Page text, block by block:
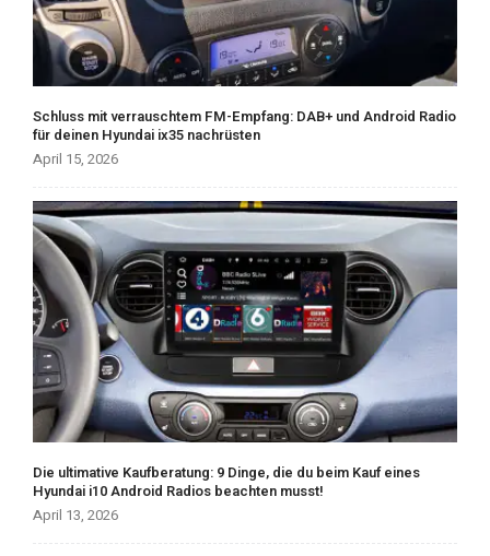
Schluss mit verrauschtem FM-Empfang: DAB+ und Android Radio
für deinen Hyundai ix35 nachrüsten
April 15, 2026
Die ultimative Kaufberatung: 9 Dinge, die du beim Kauf eines
Hyundai i10 Android Radios beachten musst!
April 13, 2026